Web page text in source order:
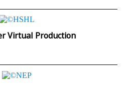
Virtual Production